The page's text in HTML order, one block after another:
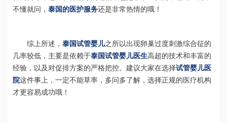
不懂就问， 泰国的医护服务还是非常热情的哦！
综上所述， 泰国试管婴儿之所以出现卵巢过度刺激综合征的
几率较低，主要是依赖于泰国试管婴儿医生高超的技术和丰富的
经验，以及对促排方案的严格把控。建议大家在选择试管婴儿医
院这件事上，一定不能草率，多问多了解，选择正规的医疗机构
才更容易成功哦！